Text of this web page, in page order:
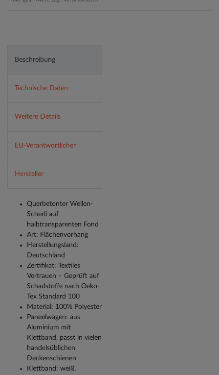
Beschreibung
Technische Daten
Weitere Details
EU-Verantwortlicher
Hersteller
Querbetonter Wellen-
Scherli auf
halbtransparenten Fond
Art: Flächenvorhang
Herstellungsland:
Deutschland
Zertifikat: Textiles
Vertrauen – Geprüft auf
Schadstoffe nach Oeko-
Tex Standard 100
Material: 100% Polyester
Paneelwagen: aus
Aluminium mit
Klettband, passt in vielen
handelsüblichen
Deckenschienen
Klettband: weiß,